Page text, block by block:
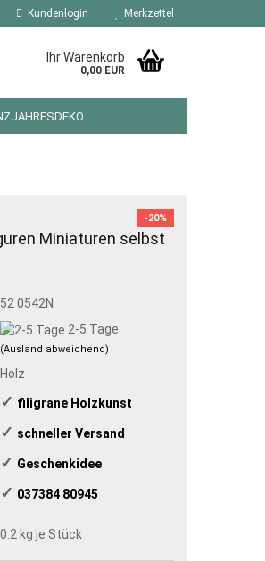
Kundenlogin Merkzettel
Ihr Warenkorb
0,00 EUR
-20%
Miniaturen selbst
52 0542N
2-5 Tage
(Ausland abweichend)
Holz
✓ ​ filigrane Holzkunst
✓ ​schneller Versand
✓ ​Geschenkidee
✓ ​ 037384 80945
0.2 kg je Stück